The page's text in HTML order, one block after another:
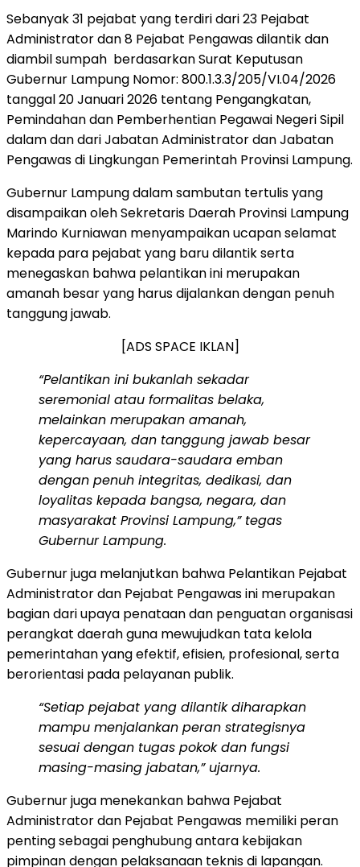
Sebanyak 31 pejabat yang terdiri dari 23 Pejabat
Administrator dan 8 Pejabat Pengawas dilantik dan
diambil sumpah berdasarkan Surat Keputusan
Gubernur Lampung Nomor: 800.1.3.3/205/VI.04/2026
tanggal 20 Januari 2026 tentang Pengangkatan,
Pemindahan dan Pemberhentian Pegawai Negeri Sipil
dalam dan dari Jabatan Administrator dan Jabatan
Pengawas di Lingkungan Pemerintah Provinsi Lampung.
Gubernur Lampung dalam sambutan tertulis yang
disampaikan oleh Sekretaris Daerah Provinsi Lampung
Marindo Kurniawan menyampaikan ucapan selamat
kepada para pejabat yang baru dilantik serta
menegaskan bahwa pelantikan ini merupakan
amanah besar yang harus dijalankan dengan penuh
tanggung jawab.
[ADS SPACE IKLAN]
“Pelantikan ini bukanlah sekadar
seremonial atau formalitas belaka,
melainkan merupakan amanah,
kepercayaan, dan tanggung jawab besar
yang harus saudara-saudara emban
dengan penuh integritas, dedikasi, dan
loyalitas kepada bangsa, negara, dan
masyarakat Provinsi Lampung,” tegas
Gubernur Lampung.
Gubernur juga melanjutkan bahwa Pelantikan Pejabat
Administrator dan Pejabat Pengawas ini merupakan
bagian dari upaya penataan dan penguatan organisasi
perangkat daerah guna mewujudkan tata kelola
pemerintahan yang efektif, efisien, profesional, serta
berorientasi pada pelayanan publik.
“Setiap pejabat yang dilantik diharapkan
mampu menjalankan peran strategisnya
sesuai dengan tugas pokok dan fungsi
masing-masing jabatan,” ujarnya.
Gubernur juga menekankan bahwa Pejabat
Administrator dan Pejabat Pengawas memiliki peran
penting sebagai penghubung antara kebijakan
pimpinan dengan pelaksanaan teknis di lapangan.